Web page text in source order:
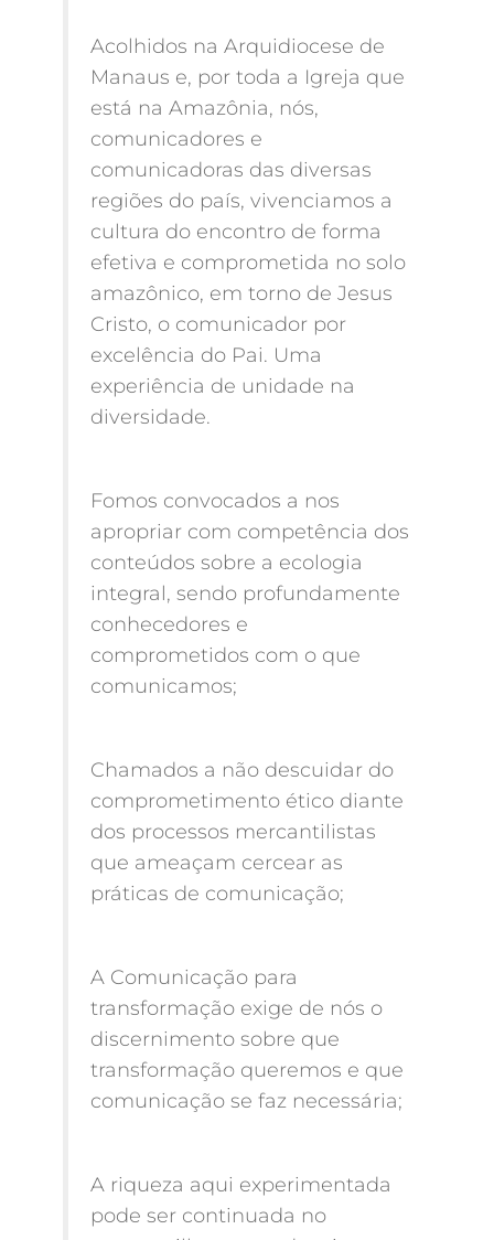
​Acolhidos na Arquidiocese de
Manaus e, por toda a Igreja que
está na Amazônia, nós,
comunicadores e
comunicadoras das diversas
regiões do país, vivenciamos a
cultura do encontro de forma
efetiva e comprometida no solo
amazônico, em torno de Jesus
Cristo, o comunicador por
excelência do Pai. Uma
experiência de unidade na
diversidade.
Fomos convocados a nos
apropriar com competência dos
conteúdos sobre a ecologia
integral, sendo profundamente
conhecedores e
comprometidos com o que
comunicamos;
Chamados a não descuidar do
comprometimento ético diante
dos processos mercantilistas
que ameaçam cercear as
práticas de comunicação;
A Comunicação para
transformação exige de nós o
discernimento sobre que
transformação queremos e que
comunicação se faz necessária;
A riqueza aqui experimentada
pode ser continuada no